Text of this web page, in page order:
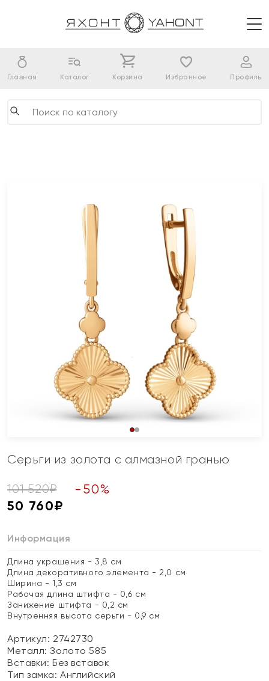
Главная Каталог Корзина Избранное Профиль
Серьги из золота с алмазной гранью
101 520₽ - 50%
50 760₽
Информация
Длина украшения - 3,8 см
Длина декоративного элемента - 2,0 см
Ширина - 1,3 см
Рабочая длина штифта - 0,6 см
Занижение штифта - 0,2 см
Внутренняя высота серьги - 0,9 см
Артикул: 2742730
Металл:Золото 585
Вставки:Без вставок
Тип замка:Английский